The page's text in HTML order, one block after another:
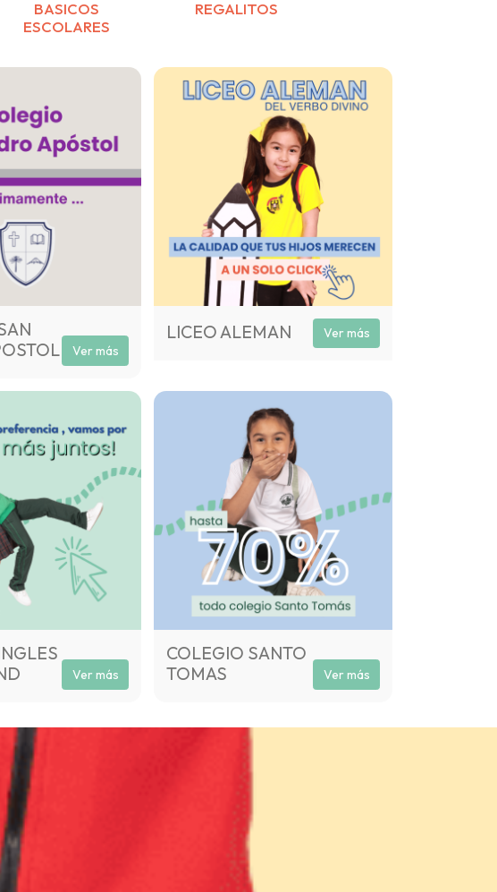
BASICOS
ESCOLARES
REGALITOS
Ver más
LICEO ALEMAN Ver más
Ver más
COLEGIO SANTO
TOMAS
Ver más